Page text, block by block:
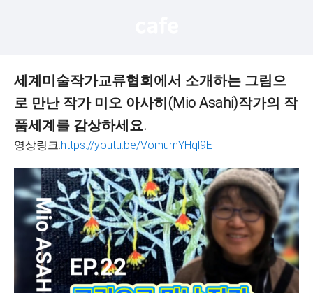
게
게
세계미술작가교류협회에서 소개하는 그림으
로 만난 작가 미오 아사히(Mio Asahi)작가의 작
품세계를 감상하세요.
영상링크:https://youtu.be/VomumYHql9E